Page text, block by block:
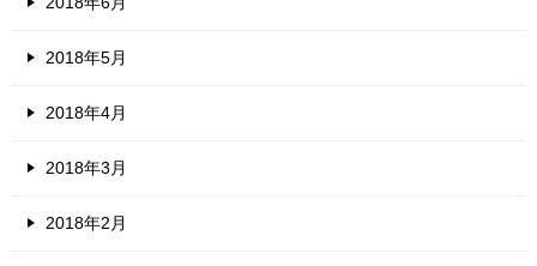
2018年5月
2018年4月
2018年3月
2018年2月